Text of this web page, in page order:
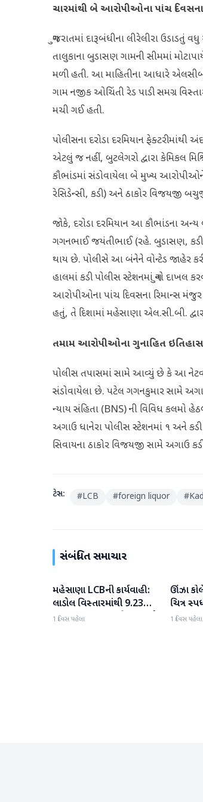
ચારમાંથી બે આરોપીઓના પાંચ દિવસના
ગુજરાતમાં દારૂબંધીના લીરેલીરા ઉડાડતું
તાલુકાના બુડાસણ ગામની સીમમાં
મળી હતી. આ માહિતીના આધારે
ગામ નજીક ઓચિંતી રેડ પાડી સમગ્ર
મચી ગઈ હતી.
પોલીસના દરોડા દરમિયાન
એટલું જ નહીં, બુટલેગરો દ્વારા કેમિકલ
કૌભાંડમાં સંડોવાયેલા બે મુખ્ય
રેસિડેન્સી, કડી) અને ઠાકોર વિજયજી
જોકે, દરોડા દરમિયાન આ કૌભાંડના
ગગનભાઈ જયંતીભાઈ (રહે. બુડાસણ,
થાય છે. પોલીસે આ બંનેને વોન્ટેડ જાહેર
હાલમાં કડી પોલીસ સ્ટેશનમાં ગુનો દાખલ
આરોપીઓના પાંચ દિવસના રિમાન્સ
હતું, તે દિશામાં મહેસાણા એલ.સી.બી.
તમામ આરોપીઓના ગુનાહિત ઇતિહાસ
પોલીસ તપાસમાં સામે આવ્યું છે કે આ
સંડોવાયેલા છે. પટેલ ગગનકુમાર સામે
ન્યાય સંહિતા (BNS) ની વિવિધ કલમો
અગાઉ ધાનેરા પોલીસ સ્ટેશનમાં ૧ અને
સિવાયના ઠાકોર વિજયજી સામે અગાઉ
ટેગ્સ: #LCB #foreign liquor #
સંબંધિત સમાચાર
મહેસાણા
મહેસાણા LCBની કાર્યવાહી:
લાડોલ વિસ્તારમાંથી 9.23
લાખના મુદ્દામાલ સાથે 2 શખ્સો
1 દિવસ પહેલા
મહેસાણા
ઊંઝા
ચિત્ર
1 દિવસ પહેલા